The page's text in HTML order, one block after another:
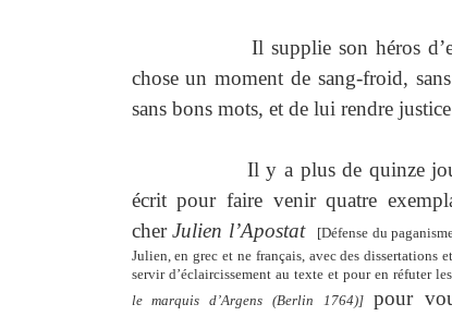
Il supplie son héros
chose un moment de sang-froid,
sans bons mots, et de lui rendre
Il y a plus de quinze
écrit pour faire venir quatre
cherJulien l’Apostat
[Défense du
Julien, en grec et ne français, avec des dissertations
servir d’éclaircissement au texte et pour en réfuter
le marquis d’Argens (Berlin 1764)] pour